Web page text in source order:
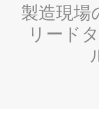
製造現場
リード